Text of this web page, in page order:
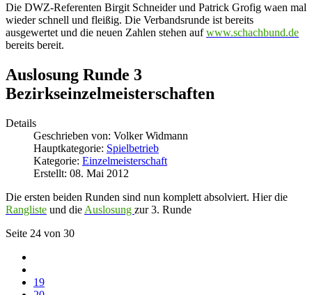
Die DWZ-Referenten Birgit Schneider und Patrick Grofig waen mal
wieder schnell und fleißig. Die Verbandsrunde ist bereits
ausgewertet und die neuen Zahlen stehen aufwww.schachbund.de
bereits bereit.
Auslosung Runde 3
Bezirkseinzelmeisterschaften
Details
Geschrieben von: Volker Widmann
Hauptkategorie: Spielbetrieb
Kategorie: Einzelmeisterschaft
Erstellt: 08. Mai 2012
Die ersten beiden Runden sind nun komplett absolviert. Hier die
Rangliste und die Auslosung zur 3. Runde
Seite 24 von 30
19